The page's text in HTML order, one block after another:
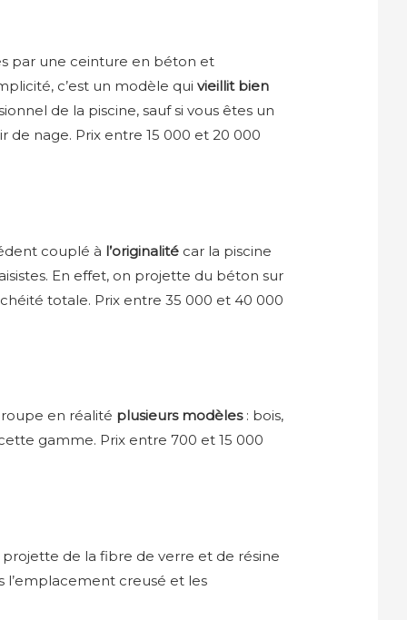
par une ceinture en béton et
c’est un modèle quivieillit bien
de la piscine, sauf si vous êtes un
de nage. Prix entre 15 000 et 20 000
couplé à l’originalité car la piscine
En effet, on projette du béton sur
totale. Prix entre 35 000 et 40 000
en réalité plusieurs modèles: bois,
gamme. Prix entre 700 et 15 000
de la fibre de verre et de résine
creusé et les